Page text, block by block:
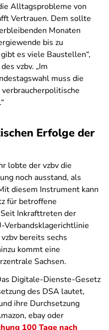
Alltagsprobleme von
Vertrauen. Dem sollte
Monaten
bis zu
es viele Baustellen“,
vzbv. „Im
muss die
Erfolge der
lobte der vzbv die
noch ausstand, als
diesem Instrument kann
für betroffene
Inkrafttreten der
Verbandsklagerichtlinie
bereits sechs
kommt eine
Sachsen.
Digitale-Dienste-Gesetz
des DSA lautet,
ihre Durchsetzung
ebay oder
100 Tage nach